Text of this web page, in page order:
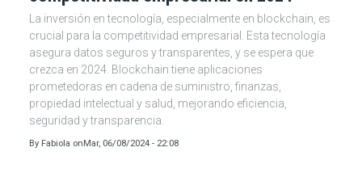
La inversión en tecnología, especialmente en blockchain, es
crucial para la competitividad empresarial. Esta tecnología
asegura datos seguros y transparentes, y se espera que
crezca en 2024. Blockchain tiene aplicaciones
prometedoras en cadena de suministro, finanzas,
propiedad intelectual y salud, mejorando eficiencia,
seguridad y transparencia.
By Fabiola onMar, 06/08/2024 - 22:08